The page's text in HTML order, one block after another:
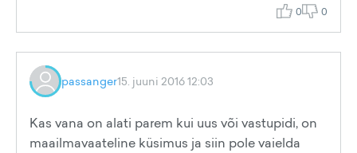
0 0
passanger15. juuni 2016 12:03
Kas vana on alati parem kui uus või vastupidi, on
maailmavaateline küsimus ja siin pole vaielda